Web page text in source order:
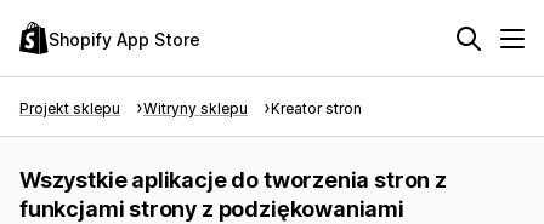
Shopify App Store
Projekt sklepu Witryny sklepu Kreator stron
Wszystkie aplikacje do tworzenia stron z
funkcjami strony z podziękowaniami